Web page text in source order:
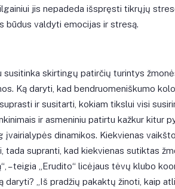
jis nepadeda išspręsti tikrųjų
būdus valdyti emocijas ir stresą.
skirtingų patirčių turintys
Ką daryti, kad bendruomeniškumo
ir susitarti, kokiam tikslui visi
ir asmeniniu patirtu kažkur kitur
dinamikos. Kiekvienas
tada supranti, kad kiekvienas sutiktas
– teigia „Erudito“ licėjaus tėvų klubo
„Iš pradžių pakaktų žinoti, kaip